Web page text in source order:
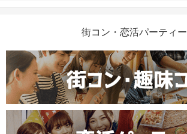
街コン・恋活パーティー